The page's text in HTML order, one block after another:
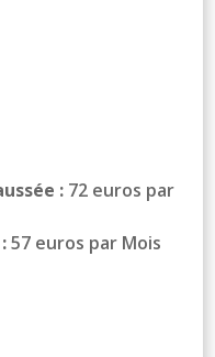
: 72 euros par
57 euros par Mois